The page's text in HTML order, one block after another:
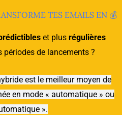
TES EMAILS EN 💰​
et plus régulières
périodes de lancements ?
est le meilleur moyen de
en mode « automatique » ou
».